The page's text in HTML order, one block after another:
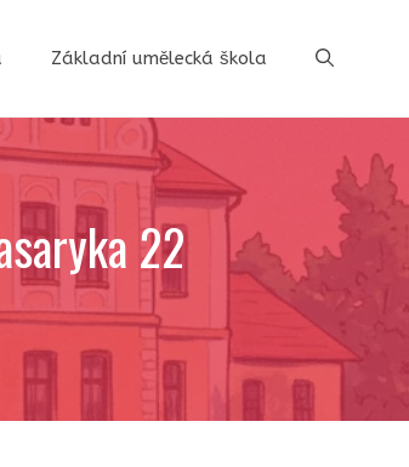
Základní umělecká škola
22